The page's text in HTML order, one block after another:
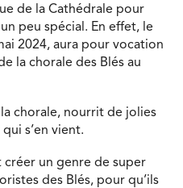
de la Cathédrale pour
peu spécial. En effet, le
2024, aura pour vocation
la chorale des Blés au
chorale, nourrit de jolies
s’en vient.
créer un genre de super
des Blés, pour qu’ils